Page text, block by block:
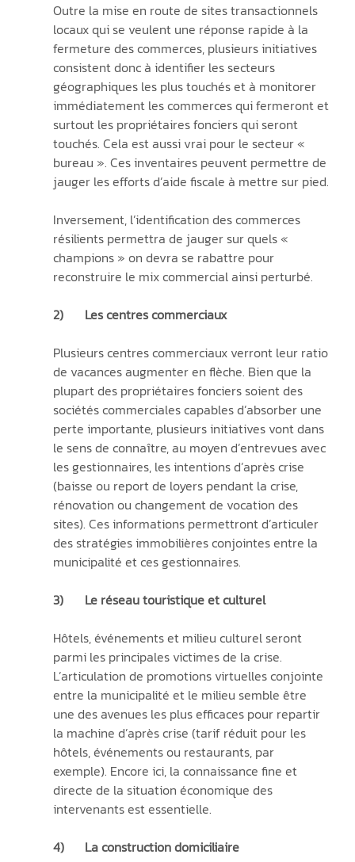
Outre la mise en route de sites transactionnels
locaux qui se veulent une réponse rapide à la
fermeture des commerces, plusieurs initiatives
consistent donc à identifier les secteurs
géographiques les plus touchés et à monitorer
immédiatement les commerces qui fermeront et
surtout les propriétaires fonciers qui seront
touchés. Cela est aussi vrai pour le secteur «
bureau ». Ces inventaires peuvent permettre de
jauger les efforts d’aide fiscale à mettre sur pied.
Inversement, l’identification des commerces
résilients permettra de jauger sur quels «
champions » on devra se rabattre pour
reconstruire le mix commercial ainsi perturbé.
2)	Les centres commerciaux
Plusieurs centres commerciaux verront leur ratio
de vacances augmenter en flèche. Bien que la
plupart des propriétaires fonciers soient des
sociétés commerciales capables d’absorber une
perte importante, plusieurs initiatives vont dans
le sens de connaître, au moyen d’entrevues avec
les gestionnaires, les intentions d’après crise
(baisse ou report de loyers pendant la crise,
rénovation ou changement de vocation des
sites). Ces informations permettront d’articuler
des stratégies immobilières conjointes entre la
municipalité et ces gestionnaires.
3)	Le réseau touristique et culturel
Hôtels, événements et milieu culturel seront
parmi les principales victimes de la crise.
L’articulation de promotions virtuelles conjointe
entre la municipalité et le milieu semble être
une des avenues les plus efficaces pour repartir
la machine d’après crise (tarif réduit pour les
hôtels, événements ou restaurants, par
exemple). Encore ici, la connaissance fine et
directe de la situation économique des
intervenants est essentielle.
4)	La construction domiciliaire